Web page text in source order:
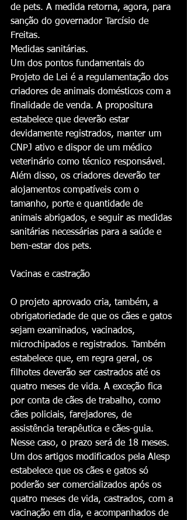
de pets. A medida retorna, agora, para
sanção do governador Tarcísio de
Freitas.
‎Medidas sanitárias.
‎Um dos pontos fundamentais do
Projeto de Lei é a regulamentação dos
criadores de animais domésticos com a
finalidade de venda. A propositura
estabelece que deverão estar
devidamente registrados, manter um
CNPJ ativo e dispor de um médico
veterinário como técnico responsável.
‎Além disso, os criadores deverão ter
alojamentos compatíveis com o
tamanho, porte e quantidade de
animais abrigados, e seguir as medidas
sanitárias necessárias para a saúde e
bem-estar dos pets.
‎Vacinas e castração
‎O projeto aprovado cria, também, a
obrigatoriedade de que os cães e gatos
sejam examinados, vacinados,
microchipados e registrados. Também
estabelece que, em regra geral, os
filhotes deverão ser castrados até os
quatro meses de vida. A exceção fica
por conta de cães de trabalho, como
cães policiais, farejadores, de
assistência terapêutica e cães-guia.
Nesse caso, o prazo será de 18 meses.
‎Um dos artigos modificados pela Alesp
estabelece que os cães e gatos só
poderão ser comercializados após os
quatro meses de vida, castrados, com a
vacinação em dia, e acompanhados de